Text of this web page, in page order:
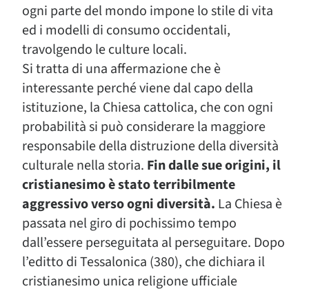
ogni parte del mondo impone lo stile di vita
ed i modelli di consumo occidentali,
travolgendo le culture locali.
Si tratta di una affermazione che è
interessante perché viene dal capo della
istituzione, la Chiesa cattolica, che con ogni
probabilità si può considerare la maggiore
responsabile della distruzione della diversità
culturale nella storia. Fin dalle sue origini, il
cristianesimo è stato terribilmente
aggressivo verso ogni diversità. La Chiesa è
passata nel giro di pochissimo tempo
dall’essere perseguitata al perseguitare. Dopo
l’editto di Tessalonica (380), che dichiara il
cristianesimo unica religione ufficiale